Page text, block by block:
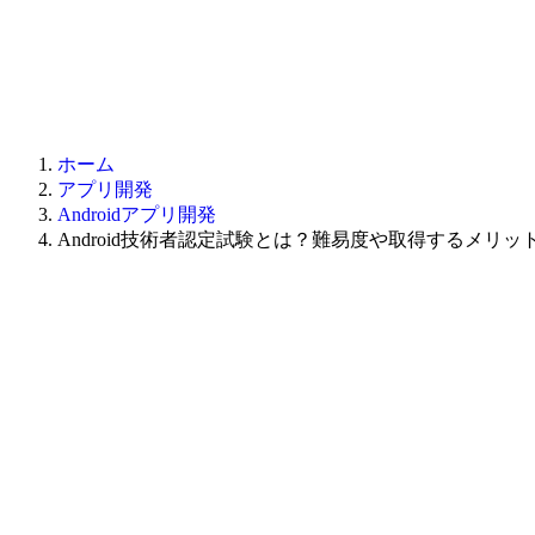
ホーム
アプリ開発
Androidアプリ開発
Android技術者認定試験とは？難易度や取得するメリッ